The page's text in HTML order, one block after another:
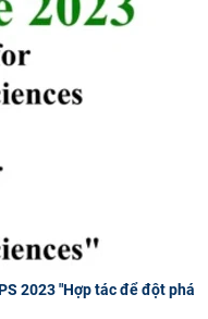
2023 "Hợp tác để đột phá